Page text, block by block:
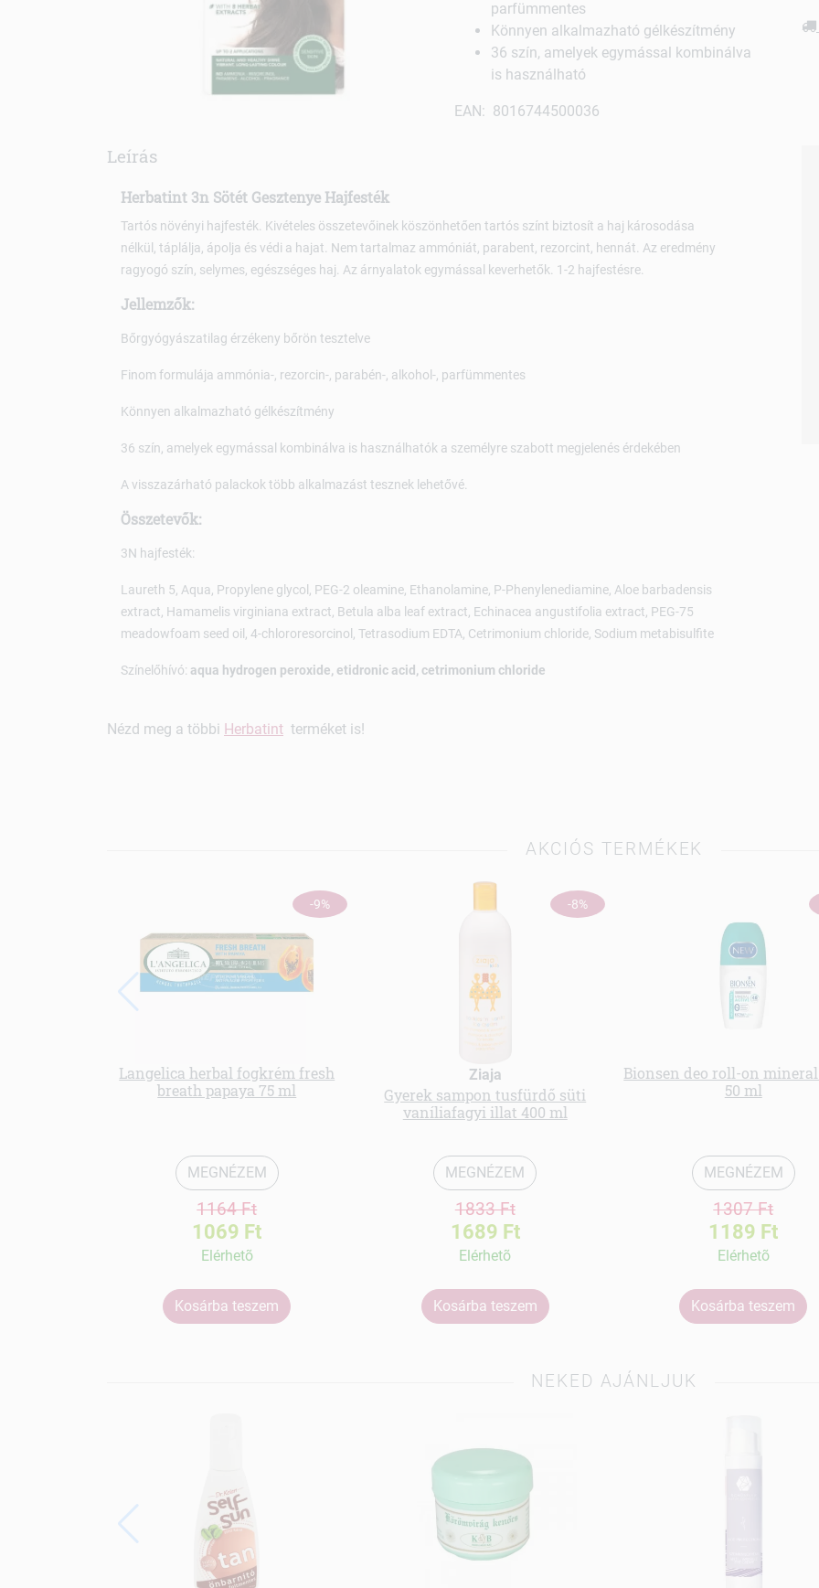
parfümmentes
Könnyen alkalmazható gélkészítmény
36 szín, amelyek egymással kombinálva
is használható
EAN: 8016744500036
Leírás
Herbatint 3n Sötét Gesztenye Hajfesték
Tartós növényi hajfesték. Kivételes összetevőinek köszönhetően tartós színt biztosít a haj károsodása
nélkül, táplálja, ápolja és védi a hajat. Nem tartalmaz ammóniát, parabent, rezorcint, hennát. Az eredmény
ragyogó szín, selymes, egészséges haj. Az árnyalatok egymással keverhetők. 1-2 hajfestésre.
Jellemzők:
Bőrgyógyászatilag érzékeny bőrön tesztelve
Finom formulája ammónia-, rezorcin-, parabén-, alkohol-, parfümmentes
Könnyen alkalmazható gélkészítmény
36 szín, amelyek egymással kombinálva is használhatók a személyre szabott megjelenés érdekében
A visszazárható palackok több alkalmazást tesznek lehetővé.
Összetevők:
3N hajfesték:
Laureth 5, Aqua, Propylene glycol, PEG-2 oleamine, Ethanolamine, P-Phenylenediamine, Aloe barbadensis
extract, Hamamelis virginiana extract, Betula alba leaf extract, Echinacea angustifolia extract, PEG-75
meadowfoam seed oil, 4-chlororesorcinol, Tetrasodium EDTA, Cetrimonium chloride, Sodium metabisulfite
Színelőhívó: aqua hydrogen peroxide, etidronic acid, cetrimonium chloride
Nézd meg a többi Herbatint terméket is!
AKCIÓS TERMÉKEK
-9%
Langelica herbal fogkrém fresh
breath papaya 75 ml
MEGNÉZEM
1164 Ft
1069 Ft
Elérhetõ
Kosárba teszem
-8%
Ziaja
Gyerek sampon tusfürdő süti
vaníliafagyi illat 400 ml
MEGNÉZEM
1833 Ft
1689 Ft
Elérhetõ
Kosárba teszem
Bionsen deo roll-on
50 ml
MEGNÉZEM
1307 Ft
1189 Ft
Elérhetõ
Kosárba teszem
NEKED AJÁNLJUK